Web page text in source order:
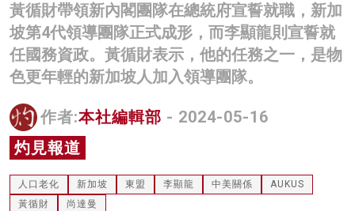
科技
影片
名家榜
灼見活動
關於我們
黃循財帶領新內閣團隊在總統府宣誓就職，新加
坡第4代領導團隊正式成形，而李顯龍則宣誓就
任國務資政。黃循財表示，他的任務之一，是物
色更年輕的新加坡人加入領導團隊。
作者:本社編輯部 - 2024-05-16
灼見報道
人口老化 新加坡 東盟 李顯龍 中美關係
AUKUS
黃循財
尚達曼